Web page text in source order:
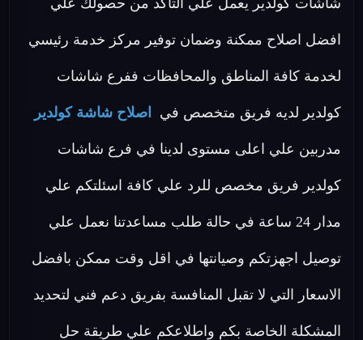
شاشات كولدير يعمل علي التأكد من حصولك علي
افضل اصلاح ممكنة وضمان توفير مركز خدمة رئيسي
لخدمة كافة المناطق والمحافظات ففرع شاشات
كولدير لديه فريق متخصص في اصلاح شاشة كولدير
مدربين علي اعلى مستوى لدينا في فرع شاشات
كولدير فريق مخصص للرد علي كافة اسئلتكم علي
مدار 24 ساعة في حالة طلب مساعدتنا نعمل علي
توصيل اجهزتكم وصيانتها في اقل وقت ممكن بافضل
الاسعار التي لا تقبل المنافسة بفريق دعم فني لتحديد
المشكلة الخاصة بكم واطلاعكم علي طريقة حل